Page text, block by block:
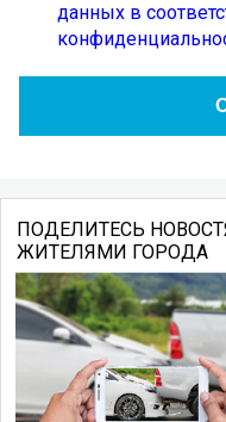
данных в
ПОДЕЛИТЕСЬ
ЖИТЕЛЯМИ ГОРОДА